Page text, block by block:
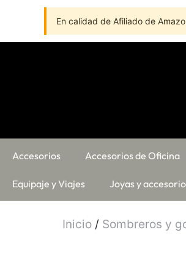
En calidad de Afiliado de
Accesorios Accesorios de Oficina
Equipaje y Viajes Joyas y
Inicio / Sombreros y